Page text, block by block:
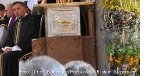
Foto: Ulrich Bobinger/Pressestelle Bistum Augsburg